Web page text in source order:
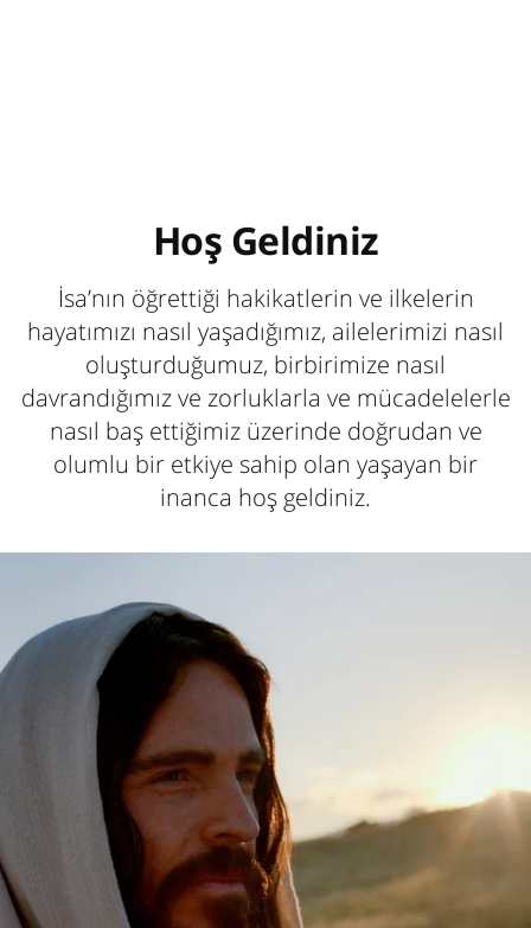
Hoş Geldiniz
İsa’nın öğrettiği hakikatlerin ve ilkelerin
hayatımızı nasıl yaşadığımız, ailelerimizi nasıl
oluşturduğumuz, birbirimize nasıl
davrandığımız ve zorluklarla ve mücadelelerle
nasıl baş ettiğimiz üzerinde doğrudan ve
olumlu bir etkiye sahip olan yaşayan bir
inanca hoş geldiniz.